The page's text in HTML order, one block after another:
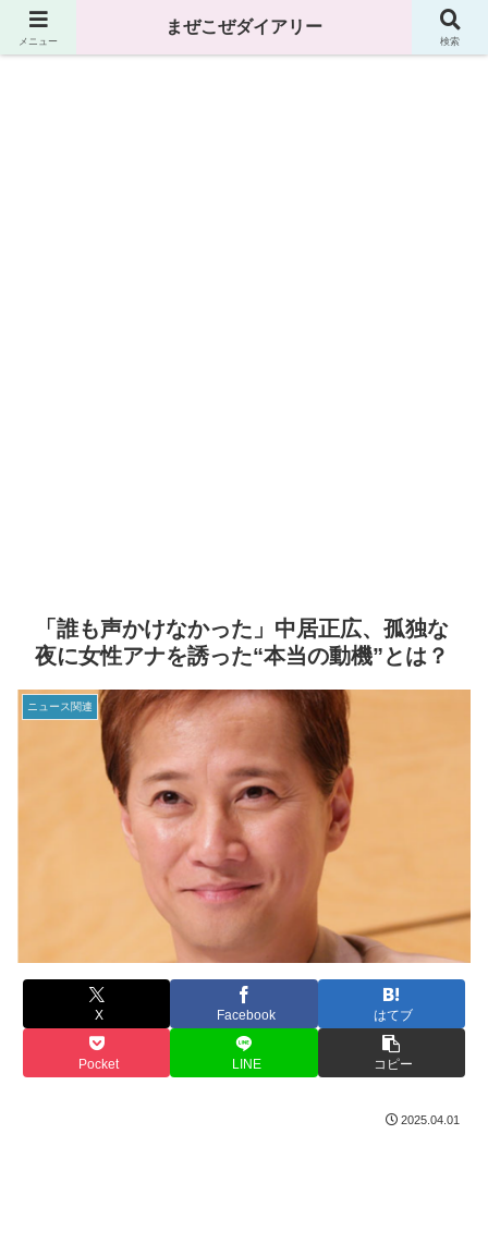
まぜこぜダイアリー
「誰も声かけなかった」中居正広、孤独な
夜に女性アナを誘った“本当の動機”とは？
ニュース関連
X Facebook はてブ
Pocket LINE コピー
2025.04.01
メニュー
まぜこぜダイアリー
検索